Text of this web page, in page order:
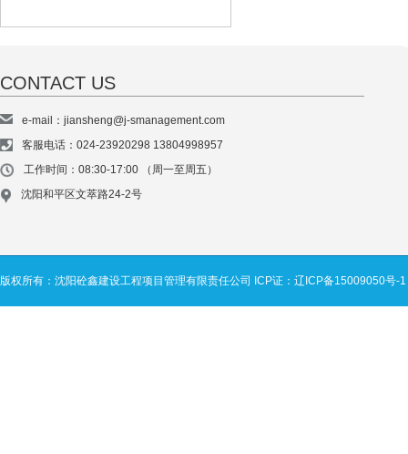
CONTACT US
e-mail：jiansheng@j-smanagement.com
客服电话：024-23920298 13804998957
工作时间：08:30-17:00 （周一至周五）
沈阳和平区文萃路24-2号
版权所有：沈阳砼鑫建设工程项目管理有限责任公司 ICP证：辽ICP备15009050号-1